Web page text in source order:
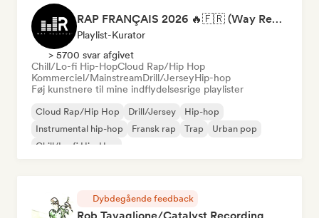
RAP FRANÇAIS 2026 🔥🇫🇷 (Way Records)
Playlist-Kurator
> 5700 svar afgivet
Chill/Lo-fi Hip-HopCloud Rap/Hip Hop
Kommerciel/MainstreamDrill/JerseyHip-hop
Føj kunstnere til mine indflydelsesrige playlister
Cloud Rap/Hip Hop Drill/Jersey
Hip-hop
Instrumental hip-hop
Fransk rap Trap
Urban pop
Chill/Lo-fi Hip-Hop
Dybdegående feedback